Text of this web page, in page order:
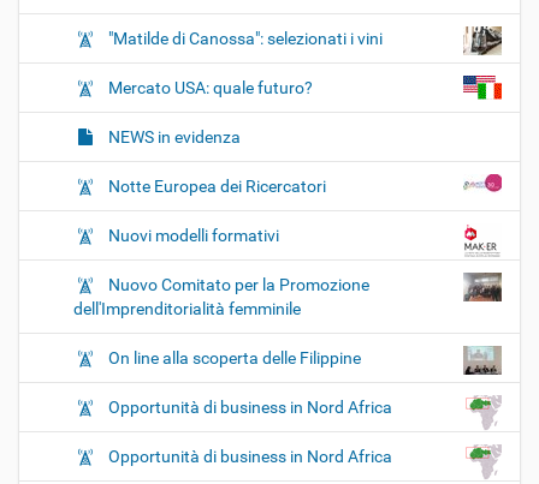
"Matilde di Canossa": selezionati i vini
Mercato USA: quale futuro?
NEWS in evidenza
Notte Europea dei Ricercatori
Nuovi modelli formativi
Nuovo Comitato per la Promozione
dell'Imprenditorialità femminile
On line alla scoperta delle Filippine
Opportunità di business in Nord Africa
Opportunità di business in Nord Africa